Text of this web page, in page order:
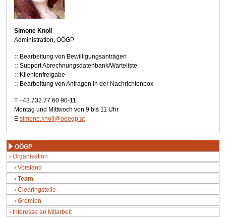
Simone Knoll
Administration, OÖGP
Bearbeitung von Bewilligungsanträgen
Support Abrechnungsdatenbank/Warteliste
Klientenfreigabe
Bearbeitung von Anfragen in der Nachrichtenbox
T +43.732.77 60 90-11
Montag und Mittwoch von 9 bis 11 Uhr
Esimone.knoll@ooegp.at
OÖGP
Organisation
Vorstand
Team
Clearingstelle
Gremien
Interesse an Mitarbeit